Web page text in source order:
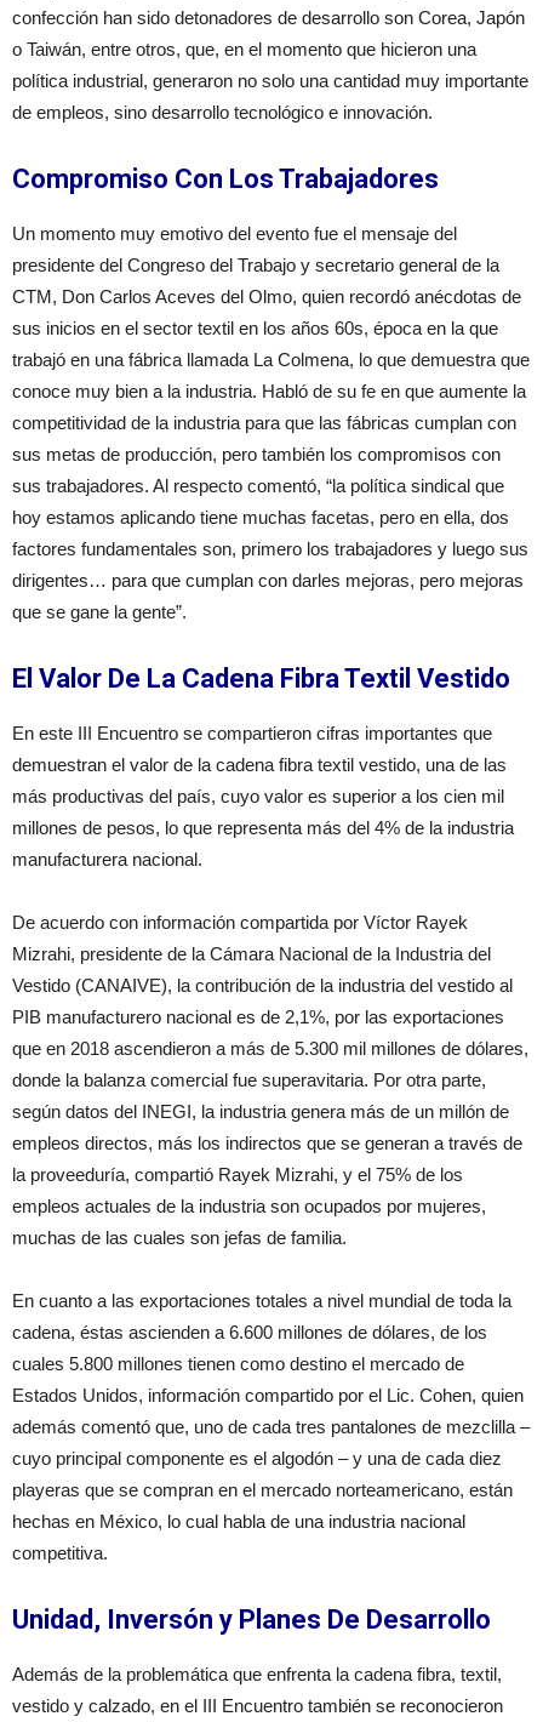
confección han sido detonadores de desarrollo son Corea, Japón
o Taiwán, entre otros, que, en el momento que hicieron una
política industrial, generaron no solo una cantidad muy importante
de empleos, sino desarrollo tecnológico e innovación.
Compromiso Con Los Trabajadores
Un momento muy emotivo del evento fue el mensaje del
presidente del Congreso del Trabajo y secretario general de la
CTM, Don Carlos Aceves del Olmo, quien recordó anécdotas de
sus inicios en el sector textil en los años 60s, época en la que
trabajó en una fábrica llamada La Colmena, lo que demuestra que
conoce muy bien a la industria. Habló de su fe en que aumente la
competitividad de la industria para que las fábricas cumplan con
sus metas de producción, pero también los compromisos con
sus trabajadores. Al respecto comentó, “la política sindical que
hoy estamos aplicando tiene muchas facetas, pero en ella, dos
factores fundamentales son, primero los trabajadores y luego sus
dirigentes… para que cumplan con darles mejoras, pero mejoras
que se gane la gente”.
El Valor De La Cadena Fibra Textil Vestido
En este III Encuentro se compartieron cifras importantes que
demuestran el valor de la cadena fibra textil vestido, una de las
más productivas del país, cuyo valor es superior a los cien mil
millones de pesos, lo que representa más del 4% de la industria
manufacturera nacional.
De acuerdo con información compartida por Víctor Rayek
Mizrahi, presidente de la Cámara Nacional de la Industria del
Vestido (CANAIVE), la contribución de la industria del vestido al
PIB manufacturero nacional es de 2,1%, por las exportaciones
que en 2018 ascendieron a más de 5.300 mil millones de dólares,
donde la balanza comercial fue superavitaria. Por otra parte,
según datos del INEGI, la industria genera más de un millón de
empleos directos, más los indirectos que se generan a través de
la proveeduría, compartió Rayek Mizrahi, y el 75% de los
empleos actuales de la industria son ocupados por mujeres,
muchas de las cuales son jefas de familia.
En cuanto a las exportaciones totales a nivel mundial de toda la
cadena, éstas ascienden a 6.600 millones de dólares, de los
cuales 5.800 millones tienen como destino el mercado de
Estados Unidos, información compartido por el Lic. Cohen, quien
además comentó que, uno de cada tres pantalones de mezclilla –
cuyo principal componente es el algodón – y una de cada diez
playeras que se compran en el mercado norteamericano, están
hechas en México, lo cual habla de una industria nacional
competitiva.
Unidad, Inversón y Planes De Desarrollo
Además de la problemática que enfrenta la cadena fibra, textil,
vestido y calzado, en el III Encuentro también se reconocieron